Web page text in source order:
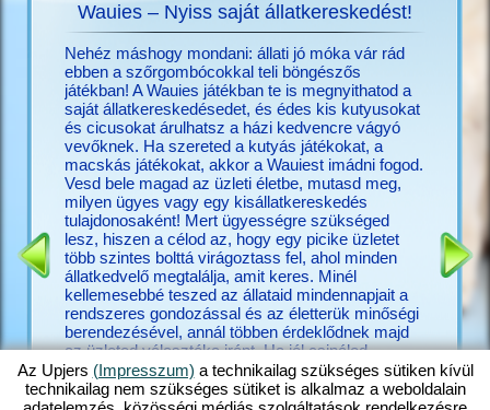
Wauies – Nyiss saját állatkereskedést!
Nehéz máshogy mondani: állati jó móka vár rád
ebben a szőrgombócokkal teli böngészős
játékban! A Wauies játékban te is megnyithatod a
saját állatkereskedésedet, és édes kis kutyusokat
és cicusokat árulhatsz a házi kedvencre vágyó
vevőknek. Ha szereted a kutyás játékokat, a
macskás játékokat, akkor a Wauiest imádni fogod.
Vesd bele magad az üzleti életbe, mutasd meg,
milyen ügyes vagy egy kisállatkereskedés
tulajdonosaként! Mert ügyességre szükséged
lesz, hiszen a célod az, hogy egy picike üzletet
több szintes bolttá virágoztass fel, ahol minden
állatkedvelő megtalálja, amit keres. Minél
kellemesebbé teszed az állataid mindennapjait a
rendszeres gondozással és az életterük minőségi
berendezésével, annál többen érdeklődnek majd
az üzleted választéka iránt. Ha jól csinálod,
hatalmas tolongás lesz a boltodban. Ne sajnáld hát
az időt, tedd boldoggá a csivaváidat egy kis
játékkal, adj enni a labradoroknak, gondozd a
játék,
más,
az
animált
legyen,
új
is
Az Upjers (Impresszum) a technikailag szükséges sütiken kívül
technikailag nem szükséges sütiket is alkalmaz a weboldalain